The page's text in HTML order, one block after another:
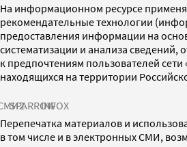
На информационном ресурсе
рекомендательные технологии
предоставления информации на
систематизации и анализа сведений,
к предпочтениям пользователей сети
находящихся на территории
SPARROWINFOX
Перепечатка материалов и
в том числе и в электронных СМИ,